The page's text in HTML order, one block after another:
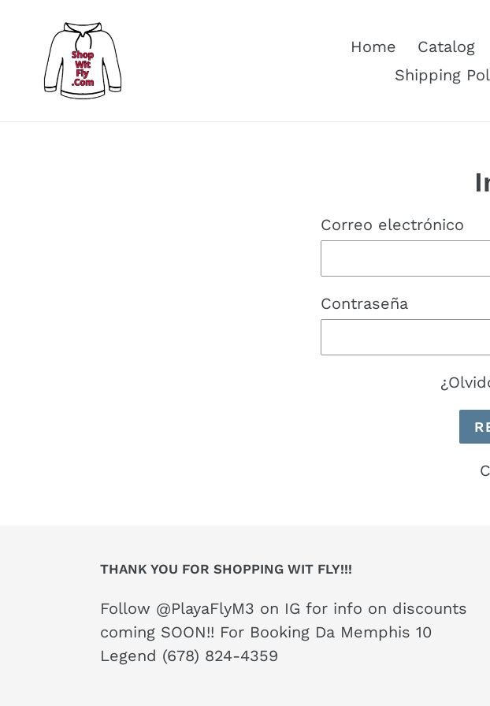
directamente
contenido
Home Catalog
Shipping
Correo electrónico
Contraseña
THANK YOU FOR SHOPPING WIT FLY!!!
Follow @PlayaFlyM3 on IG for info on discounts
coming SOON!! For Booking Da Memphis 10
Legend (678) 824-4359